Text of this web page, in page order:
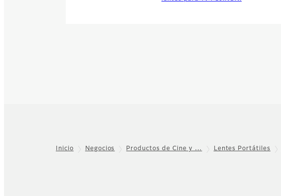
Inicio Negocios Productos de Cine y … Lentes Portátiles